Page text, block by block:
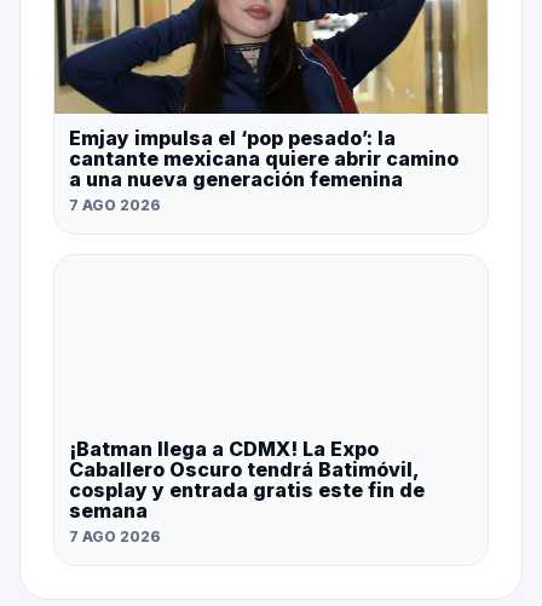
Emjay impulsa el ‘pop pesado’: la
cantante mexicana quiere abrir camino
a una nueva generación femenina
7 AGO 2026
¡Batman llega a CDMX! La Expo
Caballero Oscuro tendrá Batimóvil,
cosplay y entrada gratis este fin de
semana
7 AGO 2026